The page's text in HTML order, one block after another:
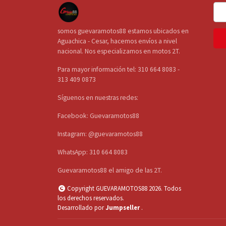
somos guevaramotos88 estamos ubicados en
Aguachica - Cesar, hacemos envíos a nivel
nacional. Nos especializamos en motos 2T.
Para mayor información tel: 310 664 8083 -
313 409 0873
Síguenos en nuestras redes:
Facebook: Guevaramotos88
Instagram: @guevaramotos88
WhatsApp: 310 664 8083
Guevaramotos88 el amigo de las 2T.
Copyright GUEVARAMOTOS88 2026. Todos
los derechos reservados.
Desarrollado porJumpseller .